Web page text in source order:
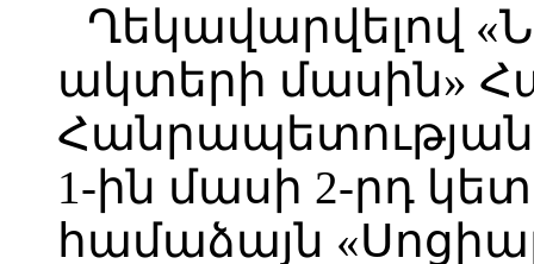
Ղեկավարվելով
ակտերի մասին»
Հանրապետության
1-ին մասի 2-րդ
համաձայն